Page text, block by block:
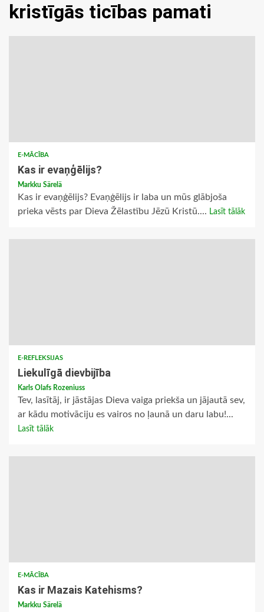
kristīgās ticības pamati
E-MĀCĪBA
Kas ir evaņģēlijs?
Markku Särelä
Kas ir evaņģēlijs? Evaņģēlijs ir laba un mūs glābjoša
prieka vēsts par Dieva Žēlastību Jēzū Kristū.... Lasīt tālāk
E-REFLEKSIJAS
Liekulīgā dievbijība
Karls Olafs Rozeniuss
Tev, lasītāj, ir jāstājas Dieva vaiga priekša un jājautā sev,
ar kādu motivāciju es vairos no ļaunā un daru labu!...
Lasīt tālāk
E-MĀCĪBA
Kas ir Mazais Katehisms?
Markku Särelä